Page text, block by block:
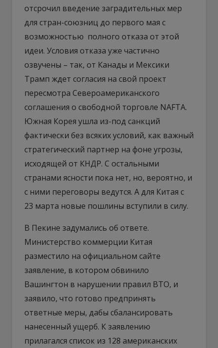
отсрочил введение заградительных мер
для стран-союзниц до первого мая с
возможностью полного отказа от этой
идеи. Условия отказа уже частично
озвучены – так, от Канады и Мексики
Трамп ждет согласия на свой проект
пересмотра Североамериканского
соглашения о свободной торговле NAFTA.
Южная Корея ушла из-под санкций
фактически без всяких условий, как важный
стратегический партнер на фоне угрозы,
исходящей от КНДР. С остальными
странами ясности пока нет, но, вероятно, и
с ними переговоры ведутся. А для Китая с
23 марта новые пошлины вступили в силу.
В Пекине задумались об ответе.
Министерство коммерции Китая
разместило на официальном сайте
заявление, в котором обвинило
Вашингтон в нарушении правил ВТО, и
заявило, что готово предпринять
ответные меры, дабы сбалансировать
нанесенный ущерб. К заявлению
прилагался список из 128 американских